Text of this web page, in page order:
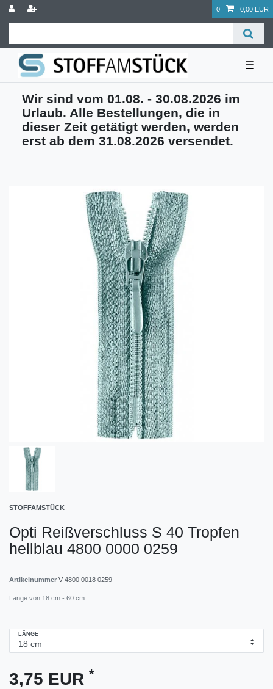
0 0,00 EUR
☰
Wir sind vom 01.08. - 30.08.2026 im
Urlaub. Alle Bestellungen, die in
dieser Zeit getätigt werden, werden
erst ab dem 31.08.2026 versendet.
STOFFAMSTÜCK
Opti Reißverschluss S 40 Tropfen
hellblau 4800 0000 0259
Artikelnummer V 4800 0018 0259
Länge von 18 cm - 60 cm
LÄNGE
3,75 EUR *